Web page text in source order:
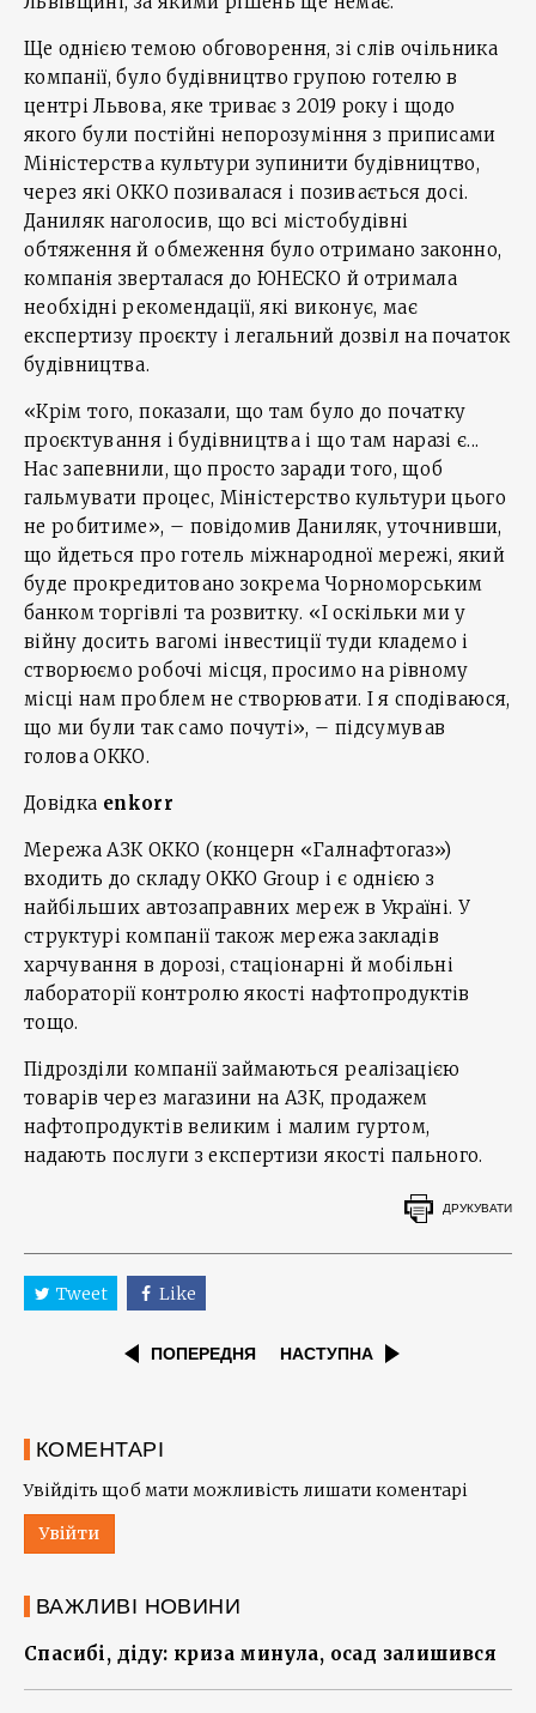
Ще однією темою обговорення, зі слів очільника
компанії, було будівництво групою готелю в
центрі Львова, яке триває з 2019 року і щодо
якого були постійні непорозуміння з приписами
Міністерства культури зупинити будівництво,
через які ОККО позивалася і позивається досі.
Даниляк наголосив, що всі містобудівні
обтяження й обмеження було отримано законно,
компанія зверталася до ЮНЕСКО й отримала
необхідні рекомендації, які виконує, має
експертизу проєкту і легальний дозвіл на початок
будівництва.
«Крім того, показали, що там було до початку
проєктування і будівництва і що там наразі є...
Нас запевнили, що просто заради того, щоб
гальмувати процес, Міністерство культури цього
не робитиме», – повідомив Даниляк, уточнивши,
що йдеться про готель міжнародної мережі, який
буде прокредитовано зокрема Чорноморським
банком торгівлі та розвитку. «І оскільки ми у
війну досить вагомі інвестиції туди кладемо і
створюємо робочі місця, просимо на рівному
місці нам проблем не створювати. І я сподіваюся,
що ми були так само почуті», – підсумував
голова ОККО.
Довідка enkorr
Мережа АЗК ОККО (концерн «Галнафтогаз»)
входить до складу OKKO Group і є однією з
найбільших автозаправних мереж в Україні. У
структурі компанії також мережа закладів
харчування в дорозі, стаціонарні й мобільні
лабораторії контролю якості нафтопродуктів
тощо.
Підрозділи компанії займаються реалізацією
товарів через магазини на АЗК, продажем
нафтопродуктів великим і малим гуртом,
надають послуги з експертизи якості пального.
ДРУКУВАТИ
Tweet Like
ПОПЕРЕДНЯ НАСТУПНА
КОМЕНТАРІ
Увійдіть щоб мати можливість лишати коментарі
Увійти
ВАЖЛИВІ НОВИНИ
Спасибі, діду: криза минула, осад залишився